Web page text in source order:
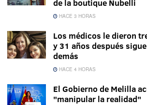
de la boutique Nubelli
HACE 3 HORAS
Los médicos le dieron
y 31 años después
demás
HACE 4 HORAS
El Gobierno de Melilla
"manipular la realidad"